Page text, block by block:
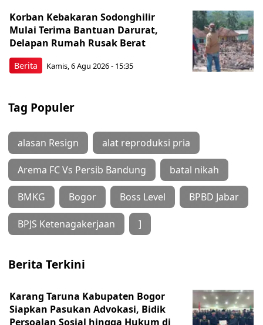
Berita
Korban Kebakaran Sodonghilir
Mulai Terima Bantuan Darurat,
Delapan Rumah Rusak Berat
Kamis, 6 Agu 2026 - 15:35
Tag Populer
alasan Resign alat reproduksi pria
Arema FC Vs Persib Bandung batal nikah
BMKG Bogor Boss Level BPBD Jabar
BPJS Ketenagakerjaan ]
Berita Terkini
Karang Taruna Kabupaten Bogor
Siapkan Pasukan Advokasi, Bidik
Persoalan Sosial hingga Hukum di